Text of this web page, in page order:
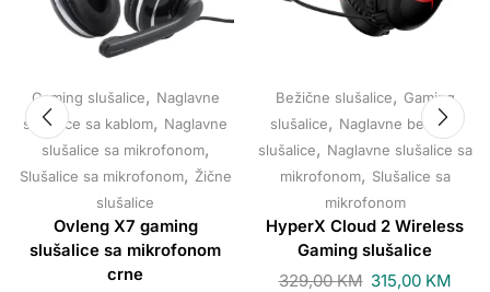
Gaming slušalice, Naglavne
slušalice sa kablom, Naglavne
slušalice sa mikrofonom,
Slušalice sa mikrofonom, Žične
slušalice
Ovleng X7 gaming
slušalice sa mikrofonom
crne
Bežične slušalice, Gaming
slušalice, Naglavne bežične
slušalice, Naglavne slušalice sa
mikrofonom, Slušalice sa
mikrofonom
HyperX Cloud 2 Wireless
Gaming slušalice
329,00KM 315,00 KM